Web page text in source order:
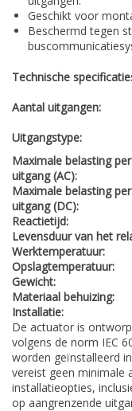
Geschikt voor
Beschermd tegen
Technische
Aantal uitgangen:
Uitgangstype:
Maximale belasting per
uitgang (AC):
Maximale belasting per
uitgang (DC):
Reactietijd:
Levensduur van het
Werktemperatuur:
Opslagtemperatuur:
Gewicht:
Materiaal behuizing:
Installatie:
De actuator is
volgens de norm IEC
worden geïnstalleerd
vereist geen minimale
installatieopties,
op aangrenzende